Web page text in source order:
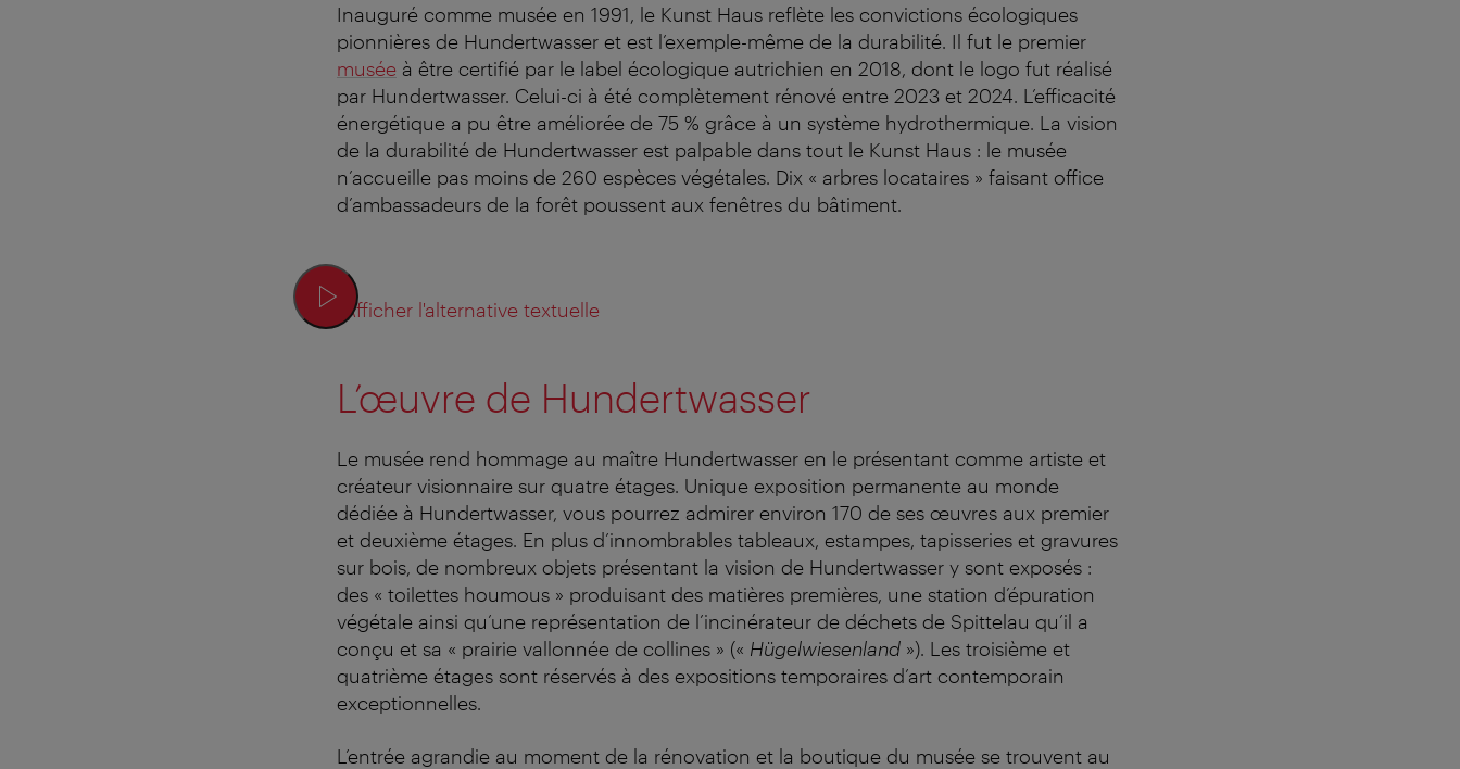
Inauguré comme musée en 1991, le Kunst Haus reflète les convictions écologiques
pionnières de Hundertwasser et est l’exemple-même de la durabilité. Il fut le premier
musée à être certifié par le label écologique autrichien en 2018, dont le logo fut réalisé
par Hundertwasser. Celui-ci à été complètement rénové entre 2023 et 2024. L’efficacité
énergétique a pu être améliorée de 75 % grâce à un système hydrothermique. La vision
de la durabilité de Hundertwasser est palpable dans tout le Kunst Haus : le musée
n’accueille pas moins de 260 espèces végétales. Dix « arbres locataires » faisant office
d’ambassadeurs de la forêt poussent aux fenêtres du bâtiment.
Afficher l'alternative textuelle
L’œuvre de Hundertwasser
Le musée rend hommage au maître Hundertwasser en le présentant comme artiste et
créateur visionnaire sur quatre étages. Unique exposition permanente au monde
dédiée à Hundertwasser, vous pourrez admirer environ 170 de ses œuvres aux premier
et deuxième étages. En plus d’innombrables tableaux, estampes, tapisseries et gravures
sur bois, de nombreux objets présentant la vision de Hundertwasser y sont exposés :
des « toilettes houmous » produisant des matières premières, une station d’épuration
végétale ainsi qu’une représentation de l’incinérateur de déchets de Spittelau qu’il a
conçu et sa « prairie vallonnée de collines » (« Hügelwiesenland »). Les troisième et
quatrième étages sont réservés à des expositions temporaires d’art contemporain
exceptionnelles.
L’entrée agrandie au moment de la rénovation et la boutique du musée se trouvent au